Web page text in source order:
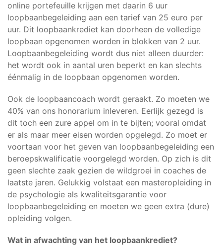
online portefeuille krijgen met daarin 6 uur
loopbaanbegeleiding aan een tarief van 25 euro per
uur. Dit loopbaankrediet kan doorheen de volledige
loopbaan opgenomen worden in blokken van 2 uur.
Loopbaanbegeleiding wordt dus niet alleen duurder:
het wordt ook in aantal uren beperkt en kan slechts
éénmalig in de loopbaan opgenomen worden.
Ook de loopbaancoach wordt geraakt. Zo moeten we
40% van ons honorarium inleveren. Eerlijk gezegd is
dit toch een zure appel om in te bijten; vooral omdat
er als maar meer eisen worden opgelegd. Zo moet er
voortaan voor het geven van loopbaanbegeleiding een
beroepskwalificatie voorgelegd worden. Op zich is dit
geen slechte zaak gezien de wildgroei in coaches de
laatste jaren. Gelukkig volstaat een masteropleiding in
de psychologie als kwaliteitsgarantie voor
loopbaanbegeleiding en moeten we geen extra (dure)
opleiding volgen.
Wat in afwachting van het loopbaankrediet?